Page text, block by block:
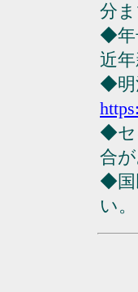
分
◆年
近
◆明
◆セ
合が
◆国
い。